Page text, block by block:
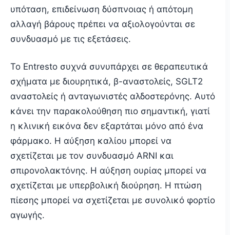
υπόταση, επιδείνωση δύσπνοιας ή απότομη
αλλαγή βάρους πρέπει να αξιολογούνται σε
συνδυασμό με τις εξετάσεις.
Το Entresto συχνά συνυπάρχει σε θεραπευτικά
σχήματα με διουρητικά, β-αναστολείς, SGLT2
αναστολείς ή ανταγωνιστές αλδοστερόνης. Αυτό
κάνει την παρακολούθηση πιο σημαντική, γιατί
η κλινική εικόνα δεν εξαρτάται μόνο από ένα
φάρμακο. Η αύξηση καλίου μπορεί να
σχετίζεται με τον συνδυασμό ARNI και
σπιρονολακτόνης. Η αύξηση ουρίας μπορεί να
σχετίζεται με υπερβολική διούρηση. Η πτώση
πίεσης μπορεί να σχετίζεται με συνολικό φορτίο
αγωγής.